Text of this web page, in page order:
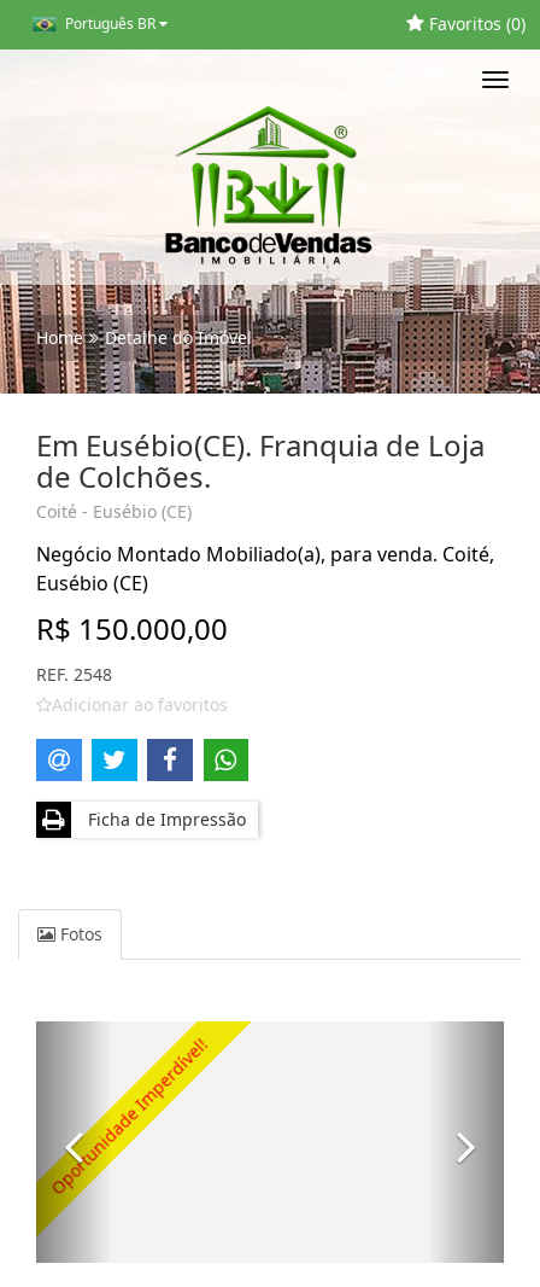
Português BR Favoritos (0)
Home Detalhe do Imóvel
Em Eusébio(CE). Franquia de Loja
de Colchões.
Coité - Eusébio (CE)
Negócio Montado Mobiliado(a), para venda. Coité,
Eusébio (CE)
R$ 150.000,00
REF. 2548
Adicionar ao favoritos
Ficha de Impressão
Fotos